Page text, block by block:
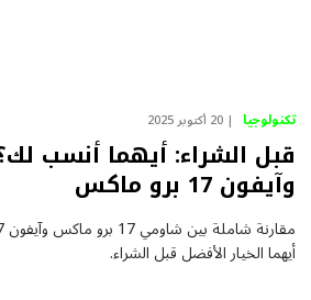
تكنولوجيا 20 أكتوبر 2025
وآيفون 17 برو ماكس
أيهما الخيار الأفضل قبل الشراء.